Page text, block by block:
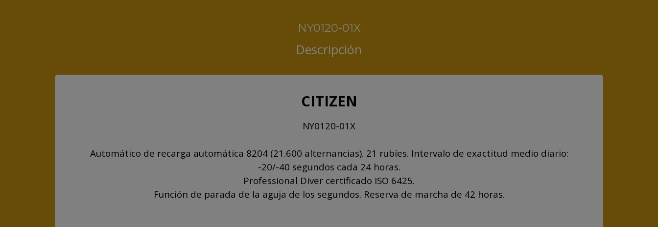
NY0120-01X
Descripción
CITIZEN
NY0120-01X
Automático de recarga automática 8204 (21.600 alternancias). 21 rubíes. Intervalo de exactitud medio diario:
-20/-40 segundos cada 24 horas.
Professional Diver certificado ISO 6425.
Función de parada de la aguja de los segundos. Reserva de marcha de 42 horas.